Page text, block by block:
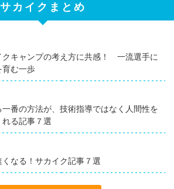
サカイクまとめ
クキャンプの考え方に共感！ 一流選手に
育む一歩
番の方法が、技術指導ではなく人間性を
る記事７選
なる！サカイク記事７選